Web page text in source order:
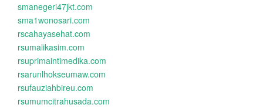
smanegeri47jkt.com
sma1wonosari.com
rscahayasehat.com
rsumalikasim.com
rsuprimaintimedika.com
rsarunlhokseumaw.com
rsufauziahbireu.com
rsumumcitrahusada.com